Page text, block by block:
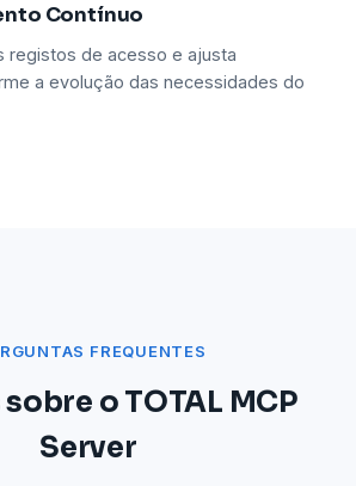
Contínuo
registos de acesso e ajusta
a evolução das necessidades do
FREQUENTES
o TOTAL MCP
Server